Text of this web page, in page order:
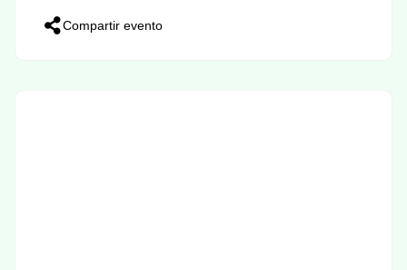
Compartir evento